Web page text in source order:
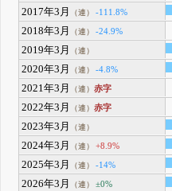
2017年3月
（連） -111.8%
2018年3月
（連） -24.9%
2019年3月
（連）
2020年3月
（連） -4.8%
2021年3月
（連）赤字
2022年3月
（連）赤字
2023年3月
（連）
2024年3月
（連） +8.9%
2025年3月
（連） -14%
2026年3月
（連） ±0%